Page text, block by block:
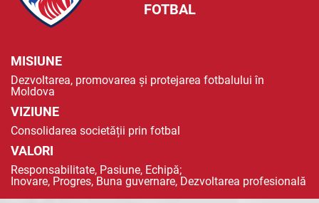
FOTBAL
MISIUNE
Dezvoltarea, promovarea și protejarea fotbalului în
Moldova
VIZIUNE
Consolidarea societății prin fotbal
VALORI
Responsabilitate, Pasiune, Echipă;
Inovare, Progres, Buna guvernare, Dezvoltarea profesională